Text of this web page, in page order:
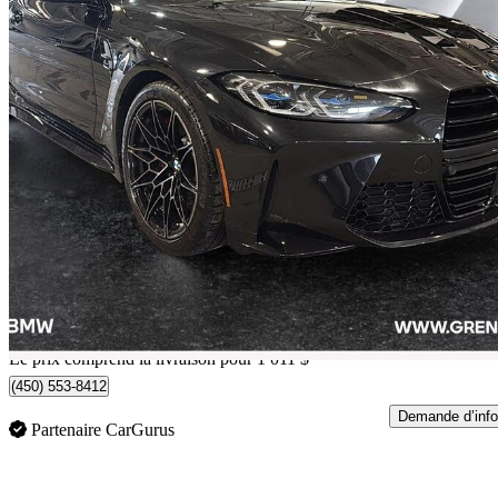
2023 BMW M4
Competition xDrive Convertible AWD 41 154 km
91 010 $ Bonne
1 596 $/mois env.
Occasion
Livraison à domicile de Lachenaie, QC
Le prix comprend la livraison pour 1 011 $
(450) 553-8412
Partenaire CarGurus
Demande d’info